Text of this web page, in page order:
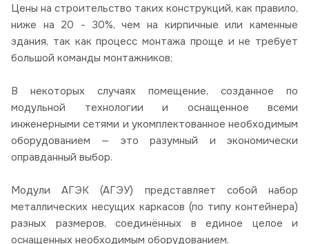
Цены на строительство таких конструкций, как правило,
ниже на 20 - 30%, чем на кирпичные или каменные
здания, так как процесс монтажа проще и не требует
большой команды монтажников;
В некоторых случаях помещение, созданное по
модульной технологии и оснащенное всеми
инженерными сетями и укомплектованное необходимым
оборудованием — это разумный и экономически
оправданный выбор.
Модули АГЭК (АГЭУ) представляет собой набор
металлических несущих каркасов (по типу контейнера)
разных размеров, соединённых в единое целое и
оснащенных необходимым оборудованием.